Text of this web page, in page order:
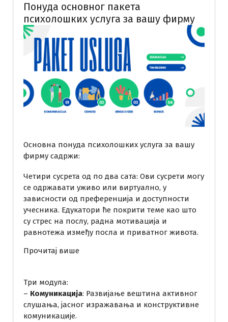
Понуда основног пакета
психолошких услуга за вашу фирму
Основна понуда психолошких услуга за вашу
фирму садржи:
Четири сусрета од по два сата: Ови сусрети могу
се одржавати уживо или виртуално, у
зависности од преференција и доступности
учесника. Едукатори ће покрити теме као што
су стрес на послу, радна мотивација и
равнотежа између посла и приватног живота.
Прочитај више:
у
д
Три модула:
– Комуникација: Развијање вештина активног
слушања, јасног изражавања и конструктивне
комуникације.